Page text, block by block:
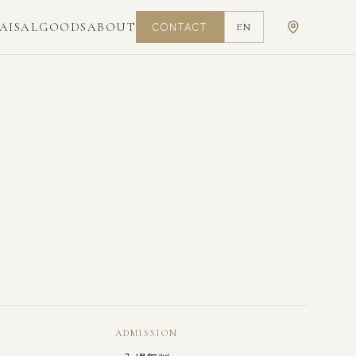
GOODSABOUT CONTACT EN
ADMISSION